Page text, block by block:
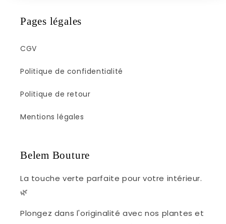
Pages légales
CGV
Politique de confidentialité
Politique de retour
Mentions légales
Belem Bouture
La touche verte parfaite pour votre intérieur.
🌿
Plongez dans l'originalité avec nos plantes et